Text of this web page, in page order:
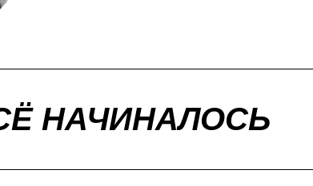
НАЧИНАЛОСЬ